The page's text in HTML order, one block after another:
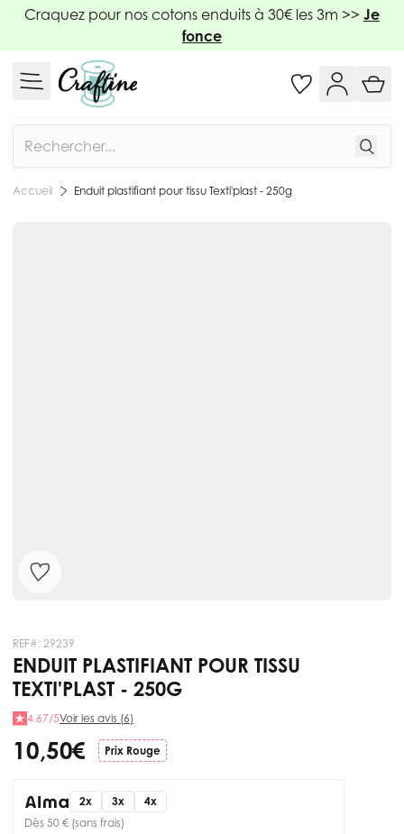
Allez au contenu
Craquez pour nos cotons enduits à 30€ les 3m >> Je
fonce
Accueil Enduit plastifiant pour tissu Texti'plast - 250g
REF#: 29239
ENDUIT PLASTIFIANT POUR TISSU
TEXTI'PLAST - 250G
4.67/5Voir les avis (6)
10,50 € Prix Rouge
2x 3x
4x
Dès 50 € (sans frais)